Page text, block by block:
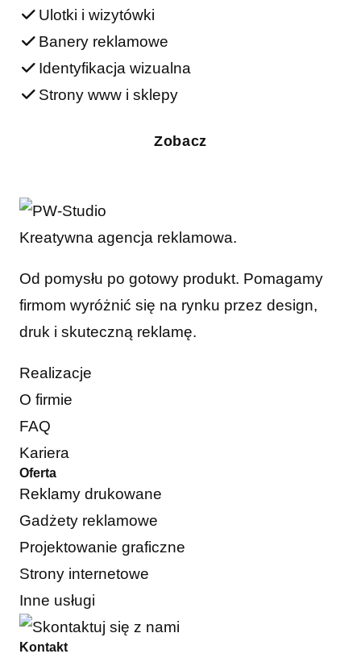
Ulotki i wizytówki
Banery reklamowe
Identyfikacja wizualna
Strony www i sklepy
Zobacz
Kreatywna agencja reklamowa.
Od pomysłu po gotowy produkt. Pomagamy
firmom wyróżnić się na rynku przez design,
druk i skuteczną reklamę.
Realizacje
O firmie
FAQ
Kariera
Oferta
Reklamy drukowane
Gadżety reklamowe
Projektowanie graficzne
Strony internetowe
Inne usługi
Kontakt